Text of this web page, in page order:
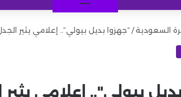
السعودية / “جهزوا بديل بيولي”.. إعلامي يثير
بيولي".. إعلامي